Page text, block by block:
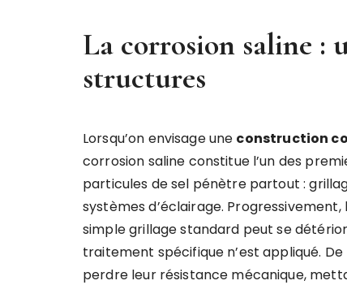
La corrosion saline :
structures
Lorsqu’on envisage une construction
corrosion saline constitue l’un des
particules de sel pénètre partout :
systèmes d’éclairage.
simple grillage standard peut se
traitement spécifique n’est appliqué.
perdre leur résistance mécanique,